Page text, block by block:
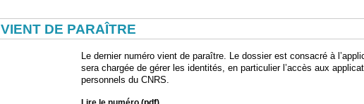
VIENT DE PARAÎTRE
Le dernier numéro vient de paraître. Le dossier est consacré à
sera chargée de gérer les identités, en particulier l’accès aux
personnels du CNRS.